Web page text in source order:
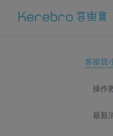
客樂寶
操作
最新